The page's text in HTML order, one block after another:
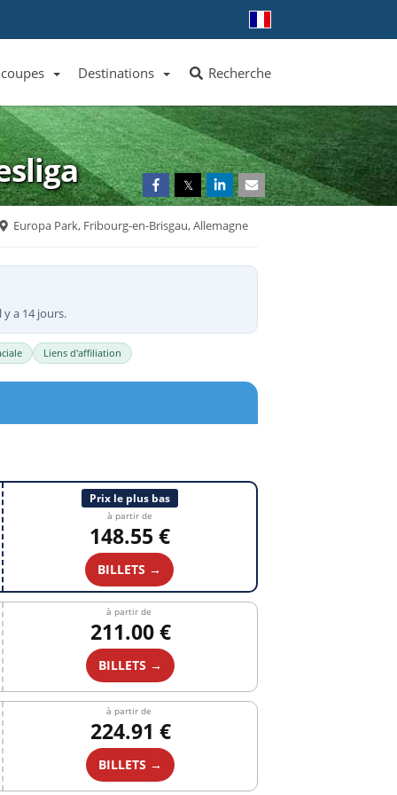
Liste des clubs et équipes
Liste des ligues et coupes
Destinations
Toutes les destinations
Recherche
𝕏
Europa Park, Fribourg-en-Brisgau, Allemagne
y a 14 jours.
Liens d'affiliation
Prix le plus bas
à partir de
148.55 €
BILLETS →
à partir de
211.00 €
BILLETS →
à partir de
224.91 €
BILLETS →